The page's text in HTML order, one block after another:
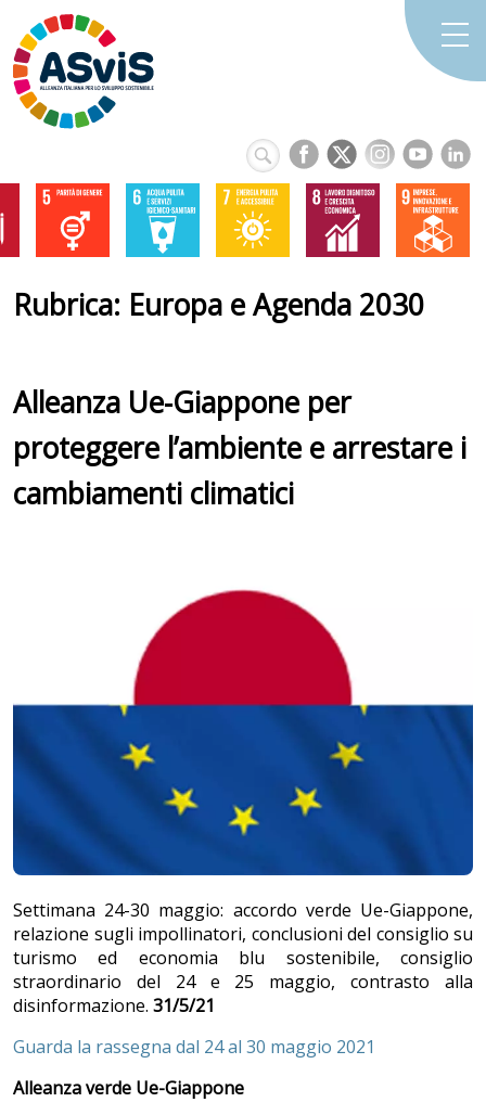
Rubrica: Europa e Agenda 2030
Alleanza Ue-Giappone per
proteggere l’ambiente e arrestare i
cambiamenti climatici
Settimana 24-30 maggio: accordo verde Ue-Giappone,
relazione sugli impollinatori, conclusioni del consiglio su
turismo ed economia blu sostenibile, consiglio
straordinario del 24 e 25 maggio, contrasto alla
disinformazione. 31/5/21
Guarda la rassegna dal 24 al 30 maggio 2021
Alleanza verde Ue-Giappone